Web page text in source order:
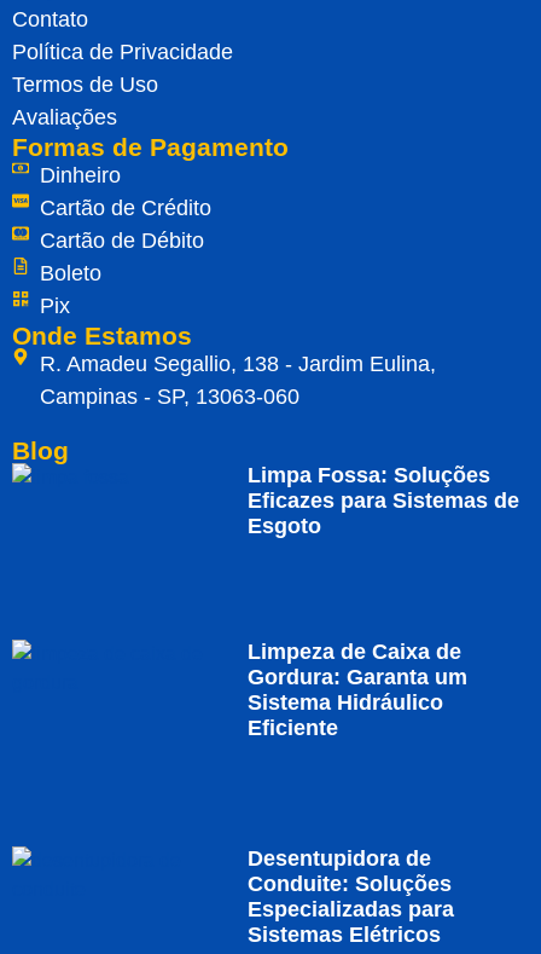
Contato
Política de Privacidade
Termos de Uso
Avaliações
Formas de Pagamento
Dinheiro
Cartão de Crédito
Cartão de Débito
Boleto
Pix
Onde Estamos
R. Amadeu Segallio, 138 - Jardim Eulina,
Campinas - SP, 13063-060
Blog
Limpa Fossa: Soluções
Eficazes para Sistemas de
Esgoto
Limpeza de Caixa de
Gordura: Garanta um
Sistema Hidráulico
Eficiente
Desentupidora de
Conduite: Soluções
Especializadas para
Sistemas Elétricos